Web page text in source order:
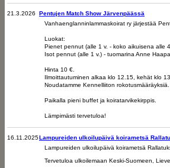
21.3.2026
Pentujen Match Show Järvenpäässä
Vanhaenglanninlammaskoirat ry järjestää
Luokat:
Pienet pennut (alle 1 v. - koko aikuisena alle
Isot pennut (alle 1 v.) - tuomarina Anne
Hinta 10 €.
Ilmoittautuminen alkaa klo 12.15, kehät klo 13.
Noudatamme Kennelliiton
Paikalla pieni buffet ja koiratarvikekirppis.
Lämpimästi tervetuloa!
16.11.2025 Lampureiden ulkoilupäivä koirametsä
Lampureiden ulkoilupäivä koirametsä
Tervetuloa ulkoilemaan Keski-Suomeen,